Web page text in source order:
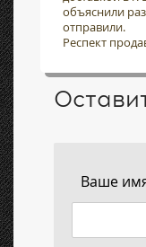
объяснили
отправили.
Респект
Ваше